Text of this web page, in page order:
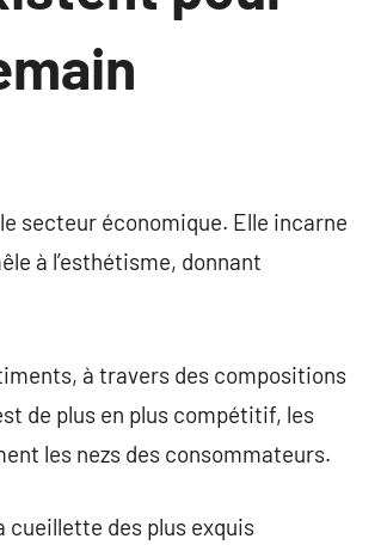
secteur économique. Elle incarne
à l’esthétisme, donnant
à travers des compositions
de plus en plus compétitif, les
les nezs des consommateurs.
des plus exquis